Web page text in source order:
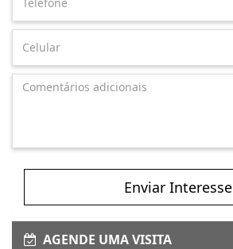
Enviar Interesse
AGENDE UMA VISITA